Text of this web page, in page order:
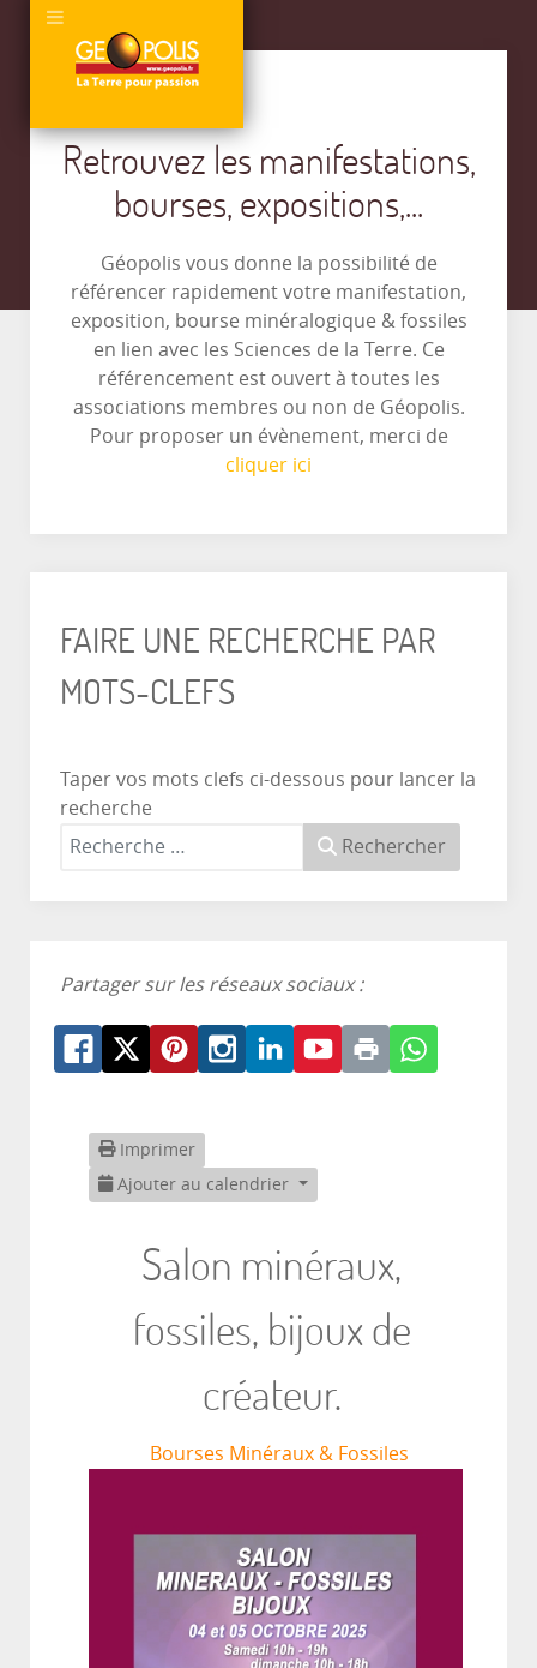
Retrouvez les manifestations,
bourses, expositions,...
Géopolis vous donne la possibilité de
référencer rapidement votre manifestation,
exposition, bourse minéralogique & fossiles
en lien avec les Sciences de la Terre. Ce
référencement est ouvert à toutes les
associations membres ou non de Géopolis.
Pour proposer un évènement, merci de
cliquer ici
FAIRE UNE RECHERCHE PAR
MOTS-CLEFS
Taper vos mots clefs ci-dessous pour lancer la
recherche
Rechercher
Partager sur les réseaux sociaux :
Imprimer
Ajouter au calendrier
Salon minéraux,
fossiles, bijoux de
créateur.
Bourses Minéraux & Fossiles